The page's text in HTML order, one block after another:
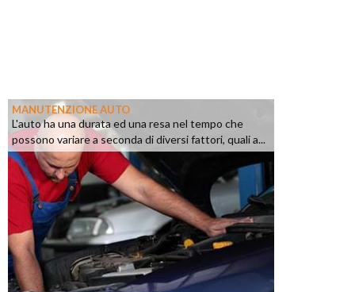
MANUTENZIONE AUTO
L'auto ha una durata ed una resa nel tempo che
possono variare a seconda di diversi fattori, quali a...